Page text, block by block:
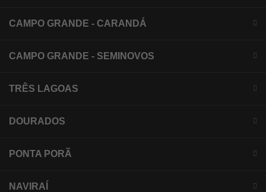
CAMPO GRANDE - CARANDÁ
CAMPO GRANDE - SEMINOVOS
TRÊS LAGOAS
DOURADOS
PONTA PORÃ
NAVIRAÍ